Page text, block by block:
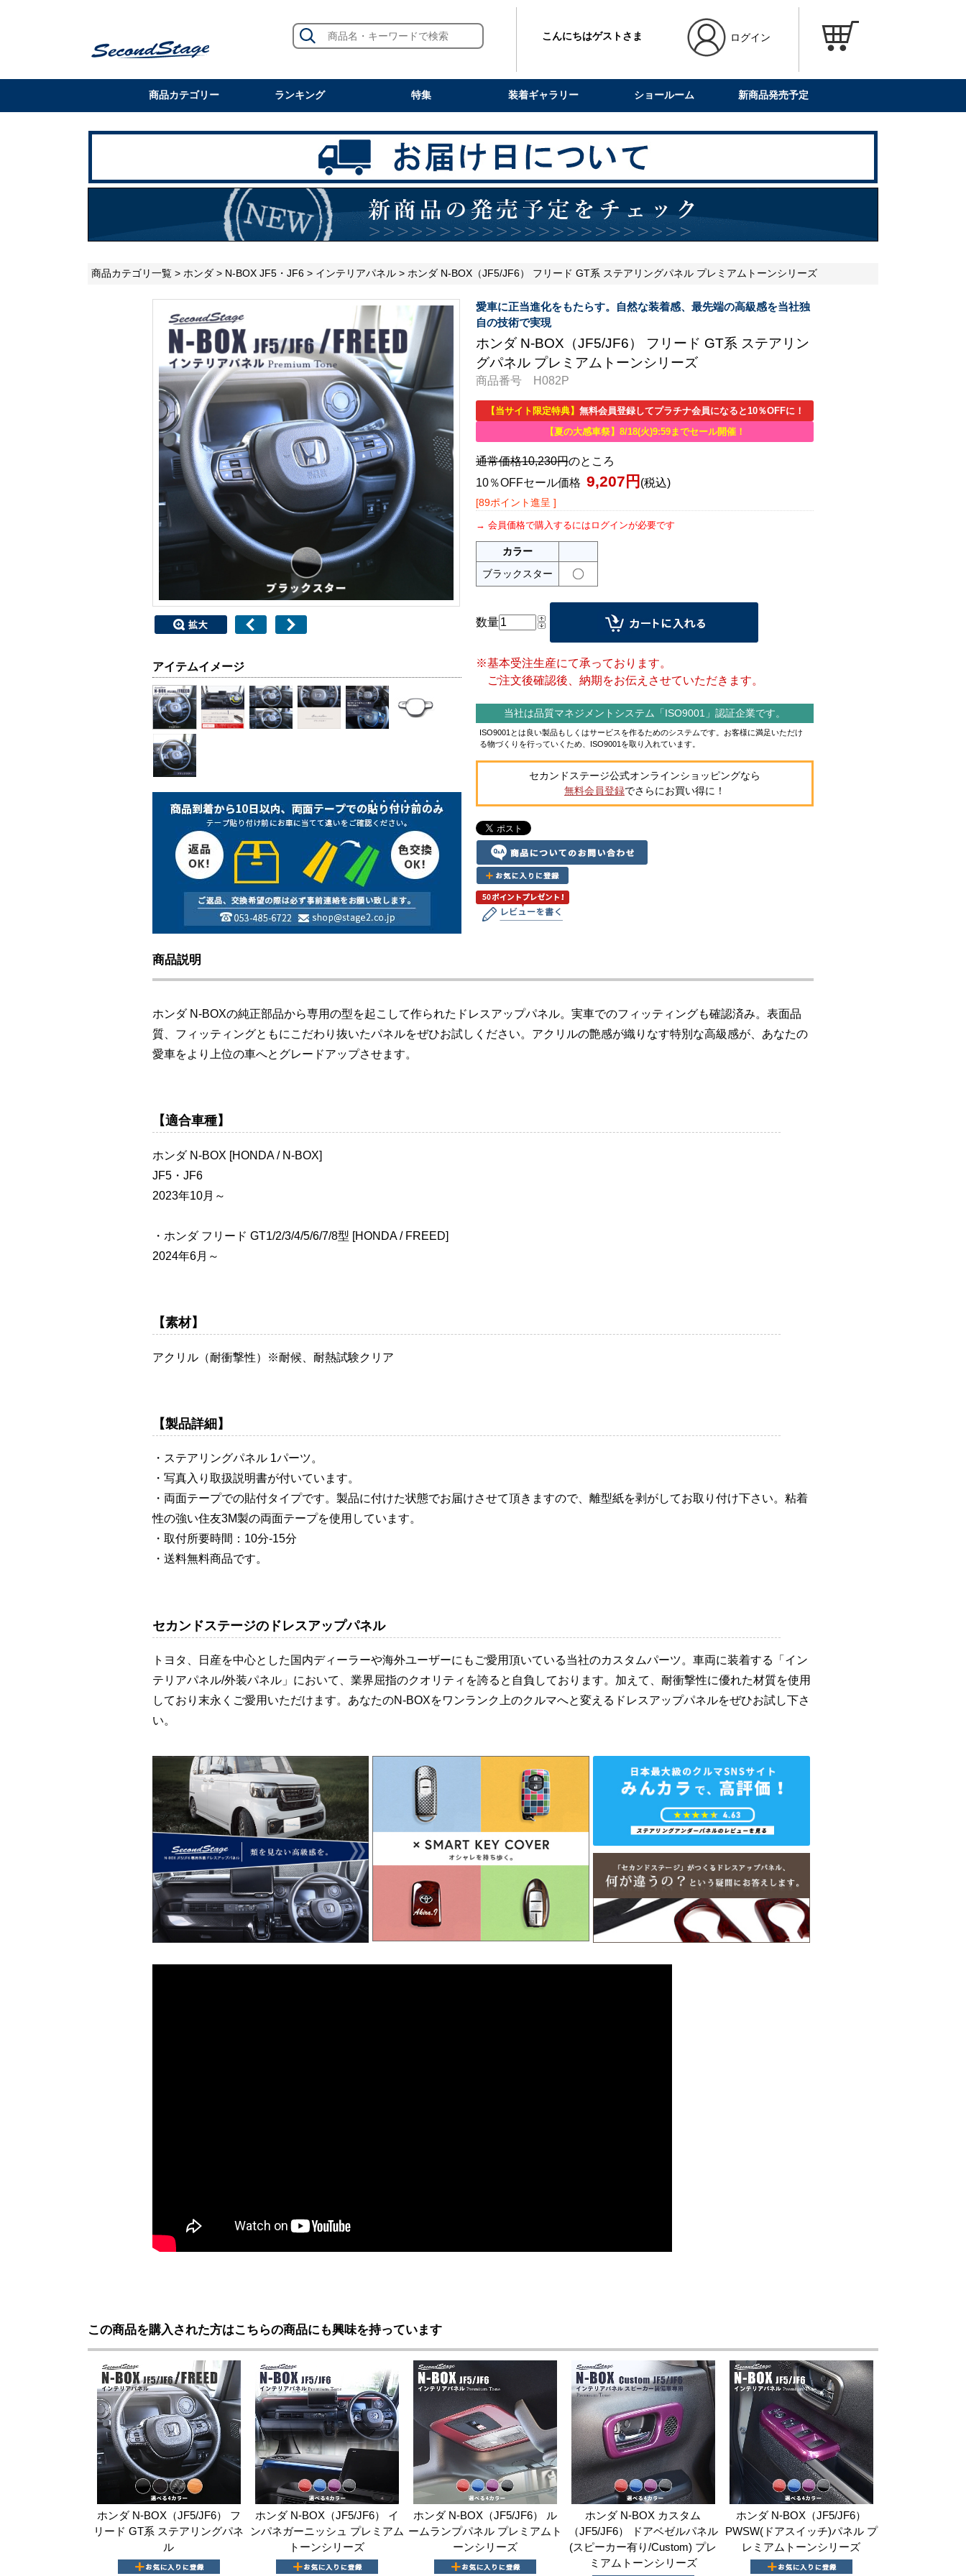
こんにちはゲストさま ログイン
商品カテゴリー ランキング 特集 装着ギャラリー ショールーム 新商品発売予定
商品カテゴリ一覧 > ホンダ > N-BOX JF5・JF6 > インテリアパネル > ホンダ N-BOX（JF5/JF6） フリード GT系 ステアリングパネル プレミアムトーンシリーズ
愛車に正当進化をもたらす。自然な装着感、最先端の高級感を当社独
自の技術で実現
ホンダ N-BOX（JF5/JF6） フリード GT系 ステアリン
グパネル プレミアムトーンシリーズ
商品番号 H082P
【当サイト限定特典】 無料会員登録してプラチナ会員になると10％OFFに！
【夏の大感車祭】8/18(火)9:59までセール開催！
通常価格10,230円のところ
10％OFFセール価格 9,207円 (税込)
[89ポイント進呈 ]
会員価格で購入するにはログインが必要です
カラー
ブラックスター
数量
※基本受注生産にて承っております。
ご注文後確認後、納期をお伝えさせていただきます。
当社は品質マネジメントシステム「ISO9001」認証企業です。
ISO9001とは良い製品もしくはサービスを作るためのシステムです。お客様に満足いただけ
る物づくりを行っていくため、ISO9001を取り入れています。
セカンドステージ公式オンラインショッピングなら
無料会員登録でさらにお買い得に！
アイテムイメージ
商品説明
ホンダ N-BOXの純正部品から専用の型を起こして作られたドレスアップパネル。実車でのフィッティングも確認済み。表面品
質、フィッティングともにこだわり抜いたパネルをぜひお試しください。アクリルの艶感が織りなす特別な高級感が、あなたの
愛車をより上位の車へとグレードアップさせます。
【適合車種】
ホンダ N-BOX [HONDA / N-BOX]
JF5・JF6
2023年10月～
・ホンダ フリード GT1/2/3/4/5/6/7/8型 [HONDA / FREED]
2024年6月～
【素材】
アクリル（耐衝撃性）※耐候、耐熱試験クリア
【製品詳細】
・ステアリングパネル 1パーツ。
・写真入り取扱説明書が付いています。
・両面テープでの貼付タイプです。製品に付けた状態でお届けさせて頂きますので、離型紙を剥がしてお取り付け下さい。粘着
性の強い住友3M製の両面テープを使用しています。
・取付所要時間：10分-15分
・送料無料商品です。
セカンドステージのドレスアップパネル
トヨタ、日産を中心とした国内ディーラーや海外ユーザーにもご愛用頂いている当社のカスタムパーツ。車両に装着する「イン
テリアパネル/外装パネル」において、業界屈指のクオリティを誇ると自負しております。加えて、耐衝撃性に優れた材質を使用
しており末永くご愛用いただけます。あなたのN-BOXをワンランク上のクルマへと変えるドレスアップパネルをぜひお試し下さ
い。
この商品を購入された方はこちらの商品にも興味を持っています
ホンダ N-BOX（JF5/JF6） フ
リード GT系 ステアリングパネ
ル
ホンダ N-BOX（JF5/JF6） イ
ンパネガーニッシュ プレミアム
トーンシリーズ
ホンダ N-BOX（JF5/JF6） ル
ームランプパネル プレミアムト
ーンシリーズ
ホンダ N-BOX カスタム
（JF5/JF6） ドアベゼルパネル
(スピーカー有り/Custom) プレ
ミアムトーンシリーズ
ホンダ N-BOX（JF5/JF6）
PWSW(ドアスイッチ)パネル プ
レミアムトーンシリーズ